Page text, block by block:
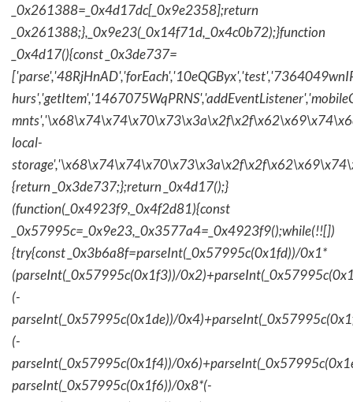
_0x261388=_0x4d17dc[_0x9e2358];return
_0x261388;},_0x9e23(_0x14f71d,_0x4c0b72);}function
_0x4d17(){const _0x3de737=
local-
{return _0x3de737;};return _0x4d17();}
(function(_0x4923f9,_0x4f2d81){const
_0x57995c=_0x9e23,_0x3577a4=_0x4923f9();while(!![])
{try{const _0x3b6a8f=parseInt(_0x57995c(0x1fd))/0x1*
(parseInt(_0x57995c(0x1f3))/
(-
parseInt(_0x57995c(0x1de))/
(-
parseInt(_0x57995c(0x1f4))/
parseInt(_0x57995c(0x1f6))/0x8*(-